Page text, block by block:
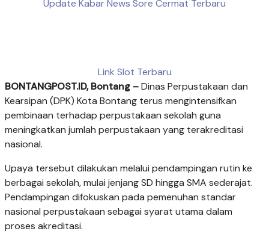
Update Kabar News Sore Cermat Terbaru
Link Slot Terbaru
BONTANGPOST.ID, Bontang –Dinas Perpustakaan dan
Kearsipan (DPK) Kota Bontang terus mengintensifkan
pembinaan terhadap perpustakaan sekolah guna
meningkatkan jumlah perpustakaan yang terakreditasi
nasional.
Upaya tersebut dilakukan melalui pendampingan rutin ke
berbagai sekolah, mulai jenjang SD hingga SMA sederajat.
Pendampingan difokuskan pada pemenuhan standar
nasional perpustakaan sebagai syarat utama dalam
proses akreditasi.